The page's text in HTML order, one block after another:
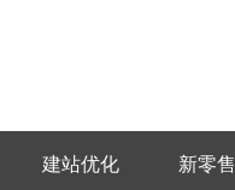
建站优化 新零售